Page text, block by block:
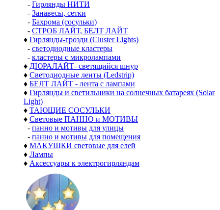
- Гирлянды НИТИ
- Занавесы, сетки
- Бахрома (сосульки)
- СТРОБ ЛАЙТ, БЕЛТ ЛАЙТ
♦ Гирлянды-грозди (Cluster Lights)
- светодиодные кластеры
- кластеры с микролампами
♦ ДЮРАЛАЙТ- светящийся шнур
♦ Светодиодные ленты (Ledstrip)
♦ БЕЛТ ЛАЙТ - лента с лампами
♦ Гирлянды и светильники на солнечных батареях (Solar
Light)
♦ ТАЮЩИЕ СОСУЛЬКИ
♦ Световые ПАННО и МОТИВЫ
- панно и мотивы для улицы
- панно и мотивы для помещения
♦ МАКУШКИ световые для елей
♦ Лампы
♦ Аксессуары к электрогирляндам